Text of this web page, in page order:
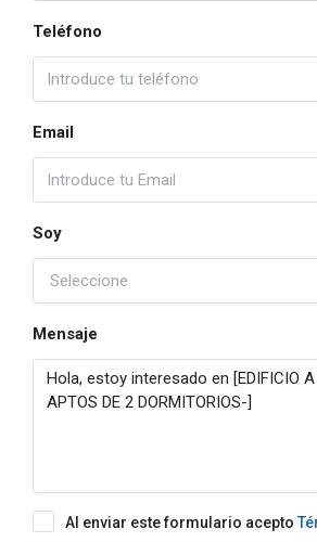
Teléfono
Email
Soy
Seleccione
Mensaje
Al enviar este formulario acepto